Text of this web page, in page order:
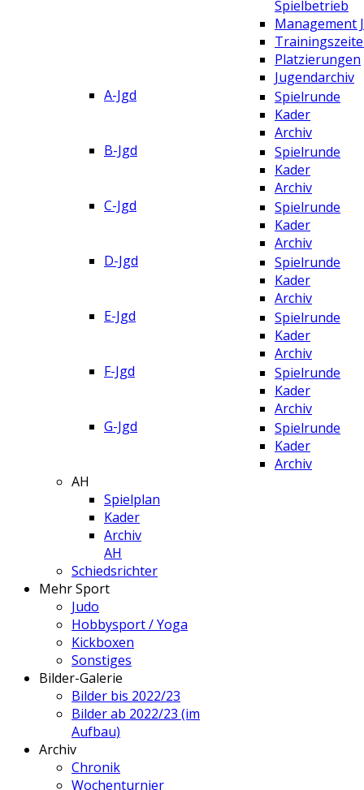
Spielbetrieb
Management
Platzierungen
Jugendarchiv
A-Jgd
Spielrunde
Kader
Archiv
B-Jgd
Spielrunde
Kader
Archiv
C-Jgd
Spielrunde
Kader
Archiv
D-Jgd
Spielrunde
Kader
Archiv
E-Jgd
Spielrunde
Kader
Archiv
F-Jgd
Spielrunde
Kader
Archiv
G-Jgd
Spielrunde
Kader
Archiv
AH
Spielplan
Kader
Archiv
AH
Schiedsrichter
Mehr Sport
Judo
Hobbysport / Yoga
Kickboxen
Sonstiges
Bilder-Galerie
Bilder bis 2022/23
Bilder ab 2022/23 (im
Aufbau)
Archiv
Chronik
Wochenturnier